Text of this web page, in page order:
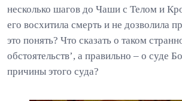
несколько шагов до Чаши с Телом и
его восхитила смерть и не дозволила
это понять? Что сказать о таком
обстоятельств’, а правильно – о суде
причины этого суда?